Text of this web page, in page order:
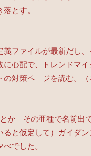
とす。
義ファイルが最新だし
に心配で、トレンドマ
の対策ページを読む。
とか その亜種で名前出
ると仮定して）ガイダ
でした。